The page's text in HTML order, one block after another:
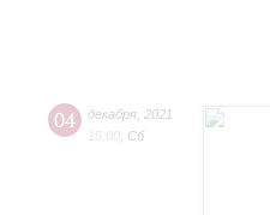
04 декабря 2021
15:00 Сб